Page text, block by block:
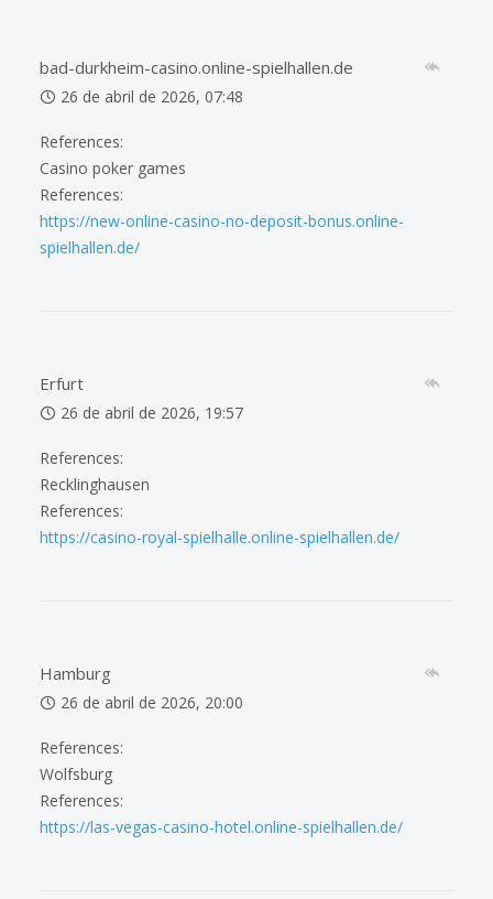
bad-durkheim-casino.online-spielhallen.de
26 de abril de 2026, 07:48
References:
Casino poker games
References:
https://new-online-casino-no-deposit-bonus.online-
spielhallen.de/
Erfurt
26 de abril de 2026, 19:57
References:
Recklinghausen
References:
https://casino-royal-spielhalle.online-spielhallen.de/
Hamburg
26 de abril de 2026, 20:00
References:
Wolfsburg
References:
https://las-vegas-casino-hotel.online-spielhallen.de/